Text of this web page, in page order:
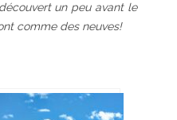
un peu avant le
comme des neuves!